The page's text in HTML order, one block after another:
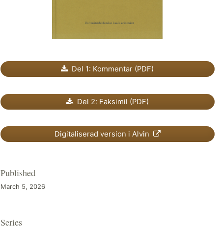
Del 1: Kommentar (PDF)
Del 2: Faksimil (PDF)
Digitaliserad version i Alvin
Published
March 5, 2026
Series